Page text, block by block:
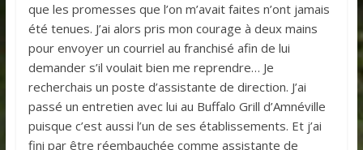
que les promesses que l’on m’avait faites n’ont jamais
été tenues. J’ai alors pris mon courage à deux mains
pour envoyer un courriel au franchisé afin de lui
demander s’il voulait bien me reprendre… Je
recherchais un poste d’assistante de direction. J’ai
passé un entretien avec lui au Buffalo Grill d’Amnéville
puisque c’est aussi l’un de ses établissements. Et j’ai
fini par être réembauchée comme assistante de